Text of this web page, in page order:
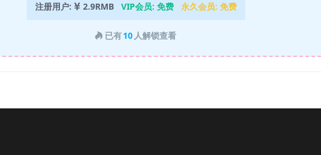
注册用户: 2.9RMB VIP会员: 免费 永久会员: 免费
已有10 人解锁查看